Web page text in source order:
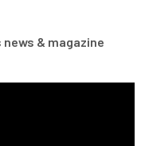
& magazine